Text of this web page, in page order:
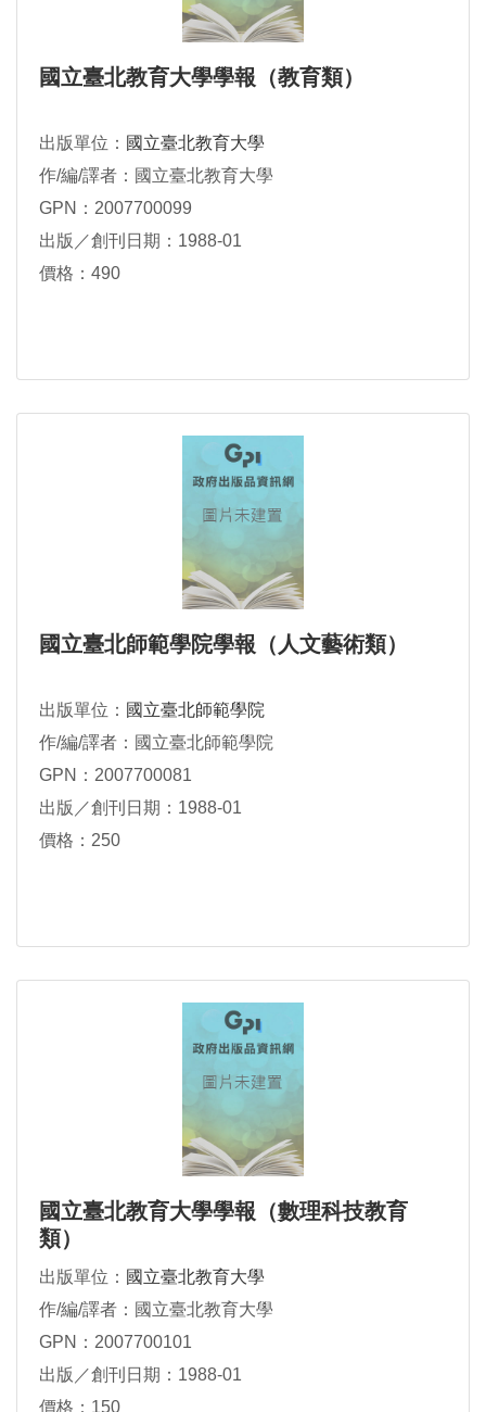
國立臺北教育大學學報（教育類）
出版單位： 國立臺北教育大學
作/編/譯者：國立臺北教育大學
GPN：2007700099
出版／創刊日期：1988-01
價格：490
國立臺北師範學院學報（人文藝術類）
出版單位： 國立臺北師範學院
作/編/譯者：國立臺北師範學院
GPN：2007700081
出版／創刊日期：1988-01
價格：250
國立臺北教育大學學報（數理科技教育
類）
出版單位： 國立臺北教育大學
作/編/譯者：國立臺北教育大學
GPN：2007700101
出版／創刊日期：1988-01
價格：150